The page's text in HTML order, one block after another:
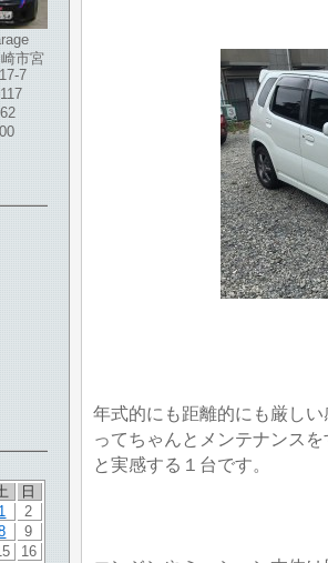
市宮
7
日
1
2
9
16
年式的にも距離的にも厳し
ってちゃんとメンテナンス
と実感する１台です。